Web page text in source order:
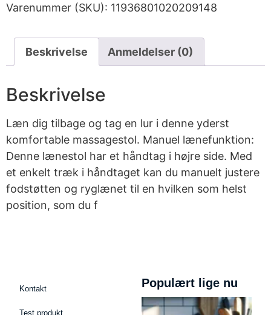
Varenummer (SKU): 11936801020209148
Beskrivelse Anmeldelser (0)
Beskrivelse
Læn dig tilbage og tag en lur i denne yderst
komfortable massagestol. Manuel lænefunktion:
Denne lænestol har et håndtag i højre side. Med
et enkelt træk i håndtaget kan du manuelt justere
fodstøtten og ryglænet til en hvilken som helst
position, som du f
Kontakt
Test produkt
Populært lige nu